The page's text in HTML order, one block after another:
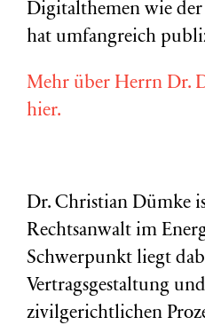
Digitalthemen wie
hat umfangreich
Mehr über Herrn Dr.
hier.
Dr. Christian Dümke
Rechtsanwalt im
Schwerpunkt liegt
Vertragsgestaltung
zivilgerichtlichen